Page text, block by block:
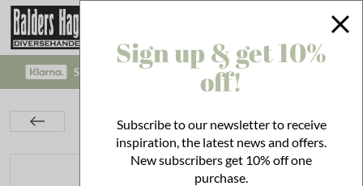
SAFE PAYMENT WITH KLARNA CHECKOUT!
Bobeche Mona Green
Sign up & get 10%
off!
Subscribe to our newsletter to receive
inspiration, the latest news and offers.
New subscribers get 10% off one
purchase.